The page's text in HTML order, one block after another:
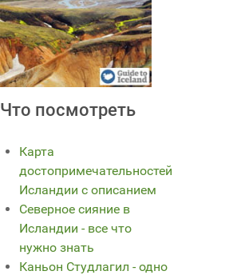
Что посмотреть
Карта
достопримечательностей
Исландии с описанием
Северное сияние в
Исландии - все что
нужно знать
Каньон Студлагил - одно